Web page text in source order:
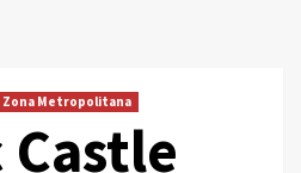
Zona Metropolitana